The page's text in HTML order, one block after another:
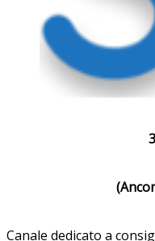
Canale dedicato a